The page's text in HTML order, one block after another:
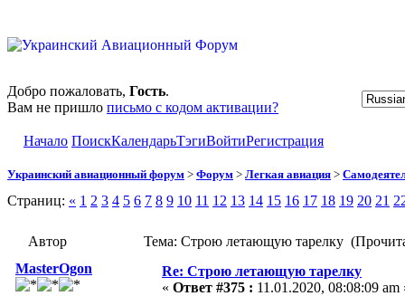
Добро пожаловать, Гость.
Вам не пришло письмо с кодом активации?
Начало ПоискКалендарьТэгиВойтиРегистрация
Украинский авиационный форум > Форум > Легкая авиация >
Страниц: « 1 2 3 4 5 6 7 8 9 10 11 12 13 14 15 16 17 18 19 20 21
Автор
Тема: Строю летающую тарелку
MasterOgon
Re: Строю летающую тарелку
« Ответ #375 : 11.01.2020, 08:08:09 am